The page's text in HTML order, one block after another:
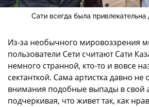
Сати всегда была
Из-за необычного мировоззрения
пользователи Сети считают Сати
немного странной, кто-то и вовсе
сектанткой. Сама артистка давно не
внимания подобные выпады в свой
подчеркивая, что живет так, как